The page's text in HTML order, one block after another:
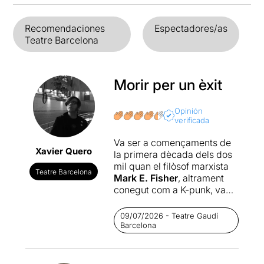
Recomendaciones
Teatre Barcelona
Espectadores/as
Xavier Quero
Teatre Barcelona
Morir per un èxit
Opinión
verificada
Va ser a començaments de
la primera dècada dels dos
mil quan el filòsof marxista
Mark E. Fisher, altrament
conegut com a K-punk, va
nothing”pel seu bloc, en el
que ens parlava de la
consideració social i afectes
derivats per l’èxit acadèmic i
09/07/2026 - Teatre Gaudí
Barcelona